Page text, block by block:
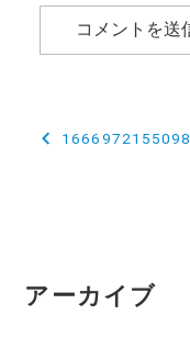
投
ゲ
1666972155098
アーカイブ